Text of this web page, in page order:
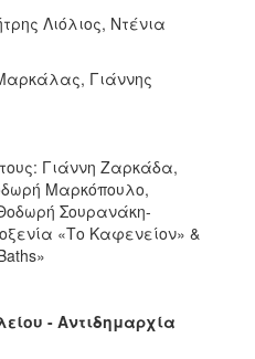
Λιόλιος, Ντένια
Γιάννης
Γιάννη Ζαρκάδα,
Μαρκόπουλο,
Σουρανάκη-
«Το Καφενείον» &
- Αντιδημαρχία